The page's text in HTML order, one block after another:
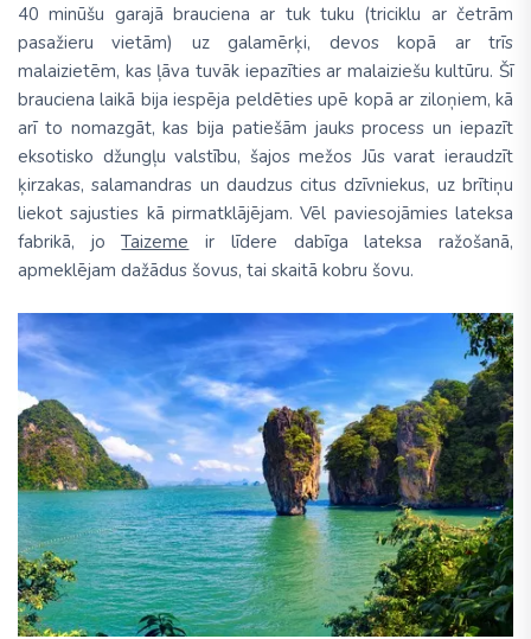
40 minūšu garajā brauciena ar tuk tuku (triciklu ar četrām
pasažieru vietām) uz galamērķi, devos kopā ar trīs
malaizietēm, kas ļāva tuvāk iepazīties ar malaiziešu kultūru. Šī
brauciena laikā bija iespēja peldēties upē kopā ar ziloņiem, kā
arī to nomazgāt, kas bija patiešām jauks process un iepazīt
eksotisko džungļu valstību, šajos mežos Jūs varat ieraudzīt
ķirzakas, salamandras un daudzus citus dzīvniekus, uz brītiņu
liekot sajusties kā pirmatklājējam. Vēl paviesojāmies lateksa
fabrikā, joTaizeme ir līdere dabīga lateksa ražošanā,
apmeklējam dažādus šovus, tai skaitā kobru šovu.